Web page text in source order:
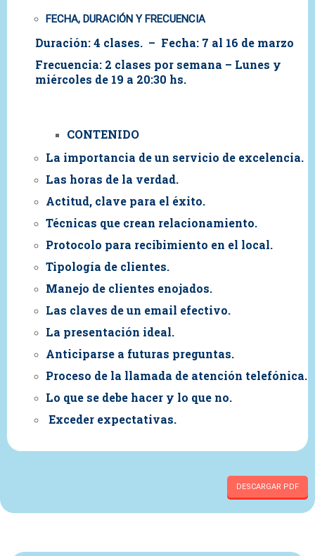
FECHA, DURACIÓN Y FRECUENCIA
Duración: 4 clases. – Fecha: 7 al 16 de marzo
Frecuencia: 2 clases por semana – Lunes y
miércoles de 19 a 20:30 hs.
CONTENIDO
La importancia de un servicio de excelencia.
Las horas de la verdad.
Actitud, clave para el éxito.
Técnicas que crean relacionamiento.
Protocolo para recibimiento en el local.
Tipología de clientes.
Manejo de clientes enojados.
Las claves de un email efectivo.
La presentación ideal.
Anticiparse a futuras preguntas.
Proceso de la llamada de atención telefónica.
Lo que se debe hacer y lo que no.
Exceder expectativas.
DESCARGAR PDF